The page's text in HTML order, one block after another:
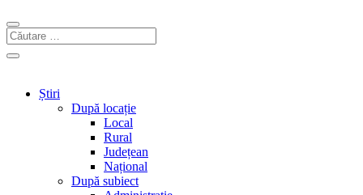
Știri
După locație
Local
Rural
Județean
Național
După subiect